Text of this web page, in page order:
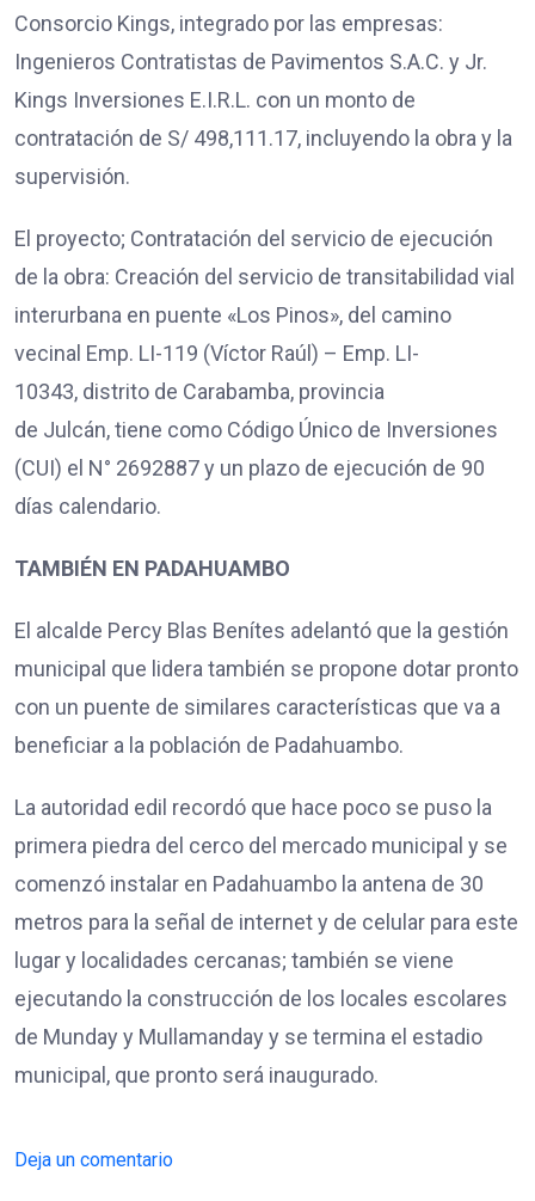
Consorcio Kings, integrado por las empresas:
Ingenieros Contratistas de Pavimentos S.A.C. y Jr.
Kings Inversiones E.I.R.L. con un monto de
contratación de S/ 498,111.17, incluyendo la obra y la
supervisión.
El proyecto; Contratación del servicio de ejecución
de la obra: Creación del servicio de transitabilidad vial
interurbana en puente «Los Pinos», del camino
vecinal Emp. LI-119 (Víctor Raúl) – Emp. LI-
10343, distrito de Carabamba, provincia
de Julcán, tiene como Código Único de Inversiones
(CUI) el N° 2692887 y un plazo de ejecución de 90
días calendario.
TAMBIÉN EN PADAHUAMBO
El alcalde Percy Blas Benítes adelantó que la gestión
municipal que lidera también se propone dotar pronto
con un puente de similares características que va a
beneficiar a la población de Padahuambo.
La autoridad edil recordó que hace poco se puso la
primera piedra del cerco del mercado municipal y se
comenzó instalar en Padahuambo la antena de 30
metros para la señal de internet y de celular para este
lugar y localidades cercanas; también se viene
ejecutando la construcción de los locales escolares
de Munday y Mullamanday y se termina el estadio
municipal, que pronto será inaugurado.
Deja un comentario